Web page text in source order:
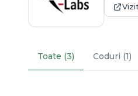
Toate (3) Coduri (1)